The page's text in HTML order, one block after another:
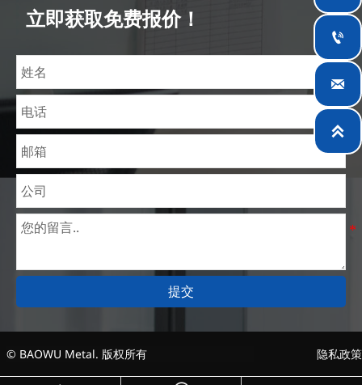
特殊需求进行设计定制，并确保安全性、高效性及合
理价格。目前我们已逐步扩展至五座专业配送仓库和
钢材加工设施，为全球采矿、建筑、工程及通用制造
业提供专业服务。
立即获取免费报价！
提交
© BAOWU Metal. 版权所有 隐私政策


